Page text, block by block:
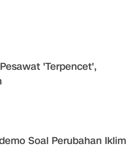
'Terpencet',
Soal Perubahan Iklim